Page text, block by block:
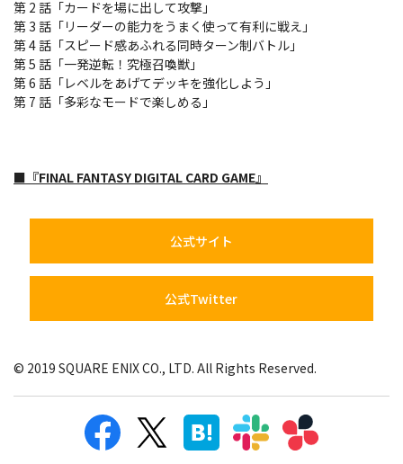
第 2 話「カードを場に出して攻撃」
第 3 話「リーダーの能力をうまく使って有利に戦え」
第 4 話「スピード感あふれる同時ターン制バトル」
第 5 話「一発逆転！究極召喚獣」
第 6 話「レベルをあげてデッキを強化しよう」
第 7 話「多彩なモードで楽しめる」
■『FINAL FANTASY DIGITAL CARD GAME』
公式サイト
公式Twitter
© 2019 SQUARE ENIX CO., LTD. All Rights Reserved.